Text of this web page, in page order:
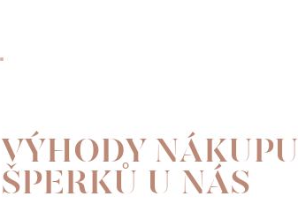
VÝHODY NÁKUPU
ŠPERKŮ U NÁS